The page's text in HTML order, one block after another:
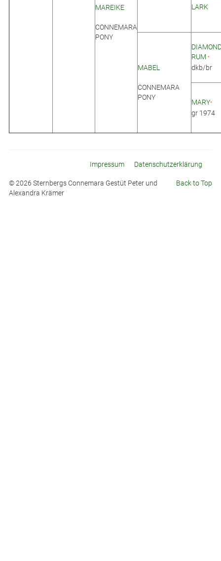
MAREIKE
CONNEMARA
PONY
LARK
MABEL
CONNEMARA
PONY
RUM *
dkb/br
MARY*
gr 1974
Impressum Datenschutzerklärung
Back to Top
© 2026 Sternbergs Connemara Gestüt Peter und
Alexandra Krämer